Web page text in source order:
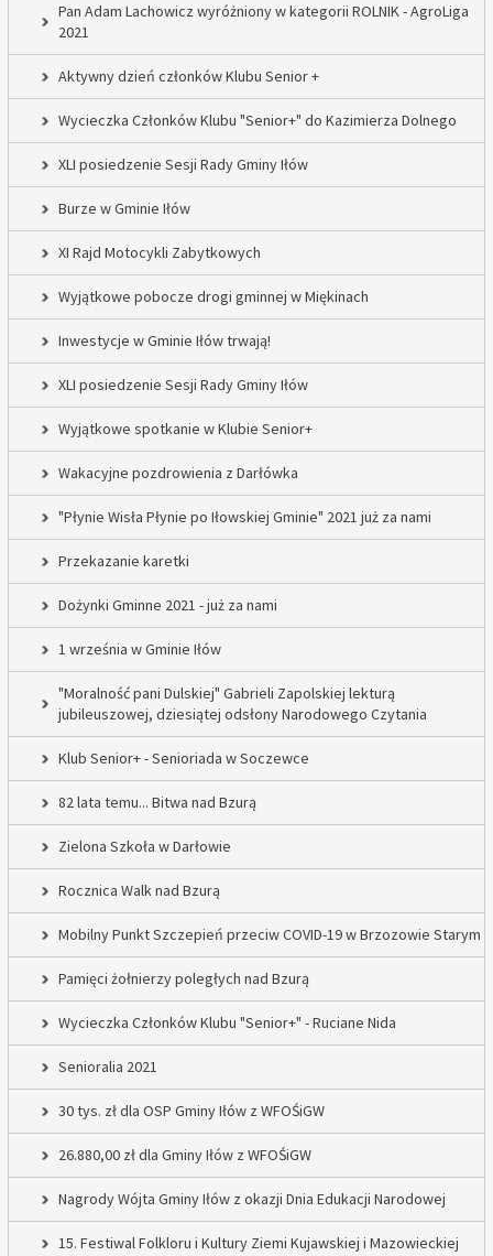
Pan Adam Lachowicz wyróżniony w kategorii ROLNIK - AgroLiga
2021
Aktywny dzień członków Klubu Senior +
Wycieczka Członków Klubu "Senior+" do Kazimierza Dolnego
XLI posiedzenie Sesji Rady Gminy Iłów
Burze w Gminie Iłów
XI Rajd Motocykli Zabytkowych
Wyjątkowe pobocze drogi gminnej w Miękinach
Inwestycje w Gminie Iłów trwają!
XLI posiedzenie Sesji Rady Gminy Iłów
Wyjątkowe spotkanie w Klubie Senior+
Wakacyjne pozdrowienia z Darłówka
"Płynie Wisła Płynie po Iłowskiej Gminie" 2021 już za nami
Przekazanie karetki
Dożynki Gminne 2021 - już za nami
1 września w Gminie Iłów
"Moralność pani Dulskiej" Gabrieli Zapolskiej lekturą
jubileuszowej, dziesiątej odsłony Narodowego Czytania
Klub Senior+ - Senioriada w Soczewce
82 lata temu... Bitwa nad Bzurą
Zielona Szkoła w Darłowie
Rocznica Walk nad Bzurą
Mobilny Punkt Szczepień przeciw COVID-19 w Brzozowie Starym
Pamięci żołnierzy poległych nad Bzurą
Wycieczka Członków Klubu "Senior+" - Ruciane Nida
Senioralia 2021
30 tys. zł dla OSP Gminy Iłów z WFOŚiGW
26.880,00 zł dla Gminy Iłów z WFOŚiGW
Nagrody Wójta Gminy Iłów z okazji Dnia Edukacji Narodowej
15. Festiwal Folkloru i Kultury Ziemi Kujawskiej i Mazowieckiej